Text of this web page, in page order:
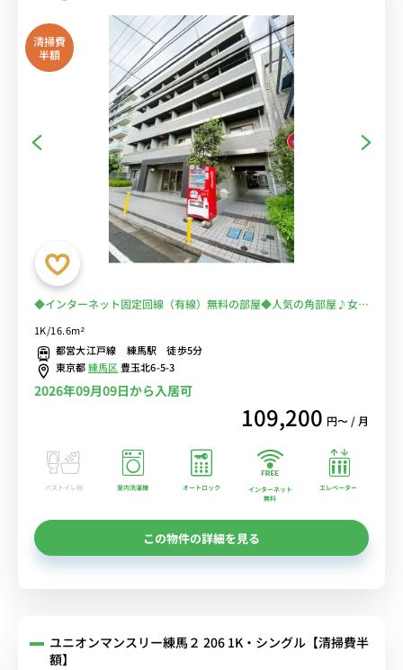
清掃費
半額
◆インターネット固定回線（有線）無料の部屋◆人気の角部屋♪女性
＆冷蔵庫や電子レンジなど生活家電のあるお部屋
1K/16.6m²
都営大江戸線 練馬駅 徒歩5分
東京都練馬区豊玉北6-5-3
2026年09月09日から入居可
109,200 円〜 / 月
バストイレ別 室内洗濯機 オートロック
インターネット
無料
エレベーター
この物件の詳細を見る
ユニオンマンスリー練馬２ 206 1K・シングル【清掃費半
額】